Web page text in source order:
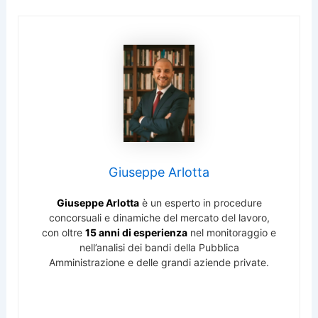
Giuseppe Arlotta
Giuseppe Arlottaè un esperto in procedure
concorsuali e dinamiche del mercato del lavoro,
con oltre 15 anni di esperienza nel monitoraggio e
nell’analisi dei bandi della Pubblica
Amministrazione e delle grandi aziende private.